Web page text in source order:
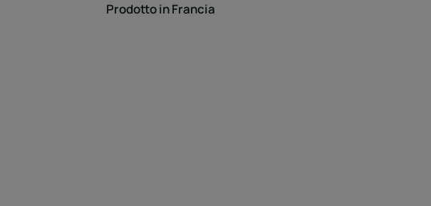
Prodotto in Francia